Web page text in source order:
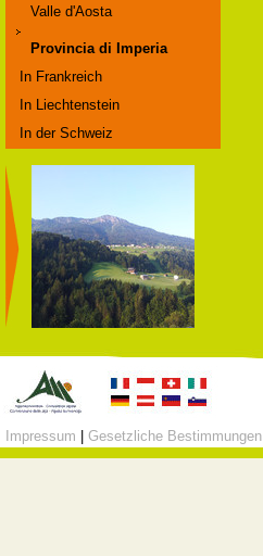
Valle d'Aosta
Provincia di Imperia
In Frankreich
In Liechtenstein
In der Schweiz
Impressum Gesetzliche Bestimmungen